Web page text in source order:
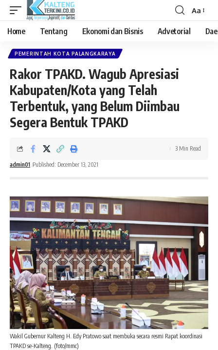
Font
Resizer
Aa
Home Tentang Ekonomi dan Bisnis Advetorial
PEMERINTAH KOTA PALANGKARAYA
Rakor TPAKD. Wagub Apresiasi
Kabupaten/Kota yang Telah
Terbentuk, yang Belum Diimbau
Segera Bentuk TPAKD
admin01 Published: December 13, 2021
3 Min Read
Wakil Gubernur Kalteng H. Edy Pratowo saat membuka secara resmi Rapat koordinasi
TPAKD se-Kalteng. (foto/mmc)